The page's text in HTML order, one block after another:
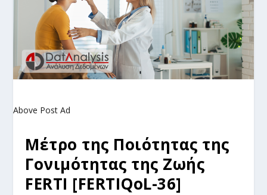
Above Post Ad
Μέτρο της Ποιότητας της
Γονιμότητας της Ζωής
FERTI [FERTIQoL-36]